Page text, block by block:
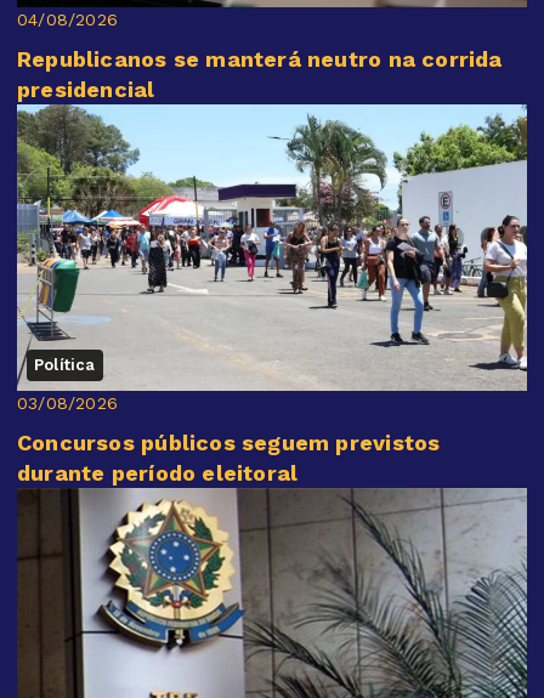
04/08/2026
Republicanos se manterá neutro na corrida
presidencial
Política
03/08/2026
Concursos públicos seguem previstos
durante período eleitoral